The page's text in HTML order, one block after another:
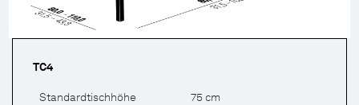
TC4
Standardtischhöhe 75 cm